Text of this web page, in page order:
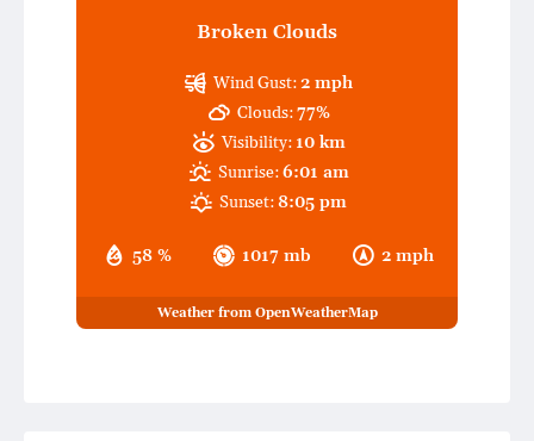
Broken Clouds
58 % 1017 mb 2 mph
Wind Gust:2 mph
Clouds:77%
Visibility: 10 km
Sunrise:6:01 am
Sunset:8:05 pm
Weather from OpenWeatherMap